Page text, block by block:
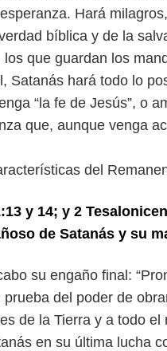
Hará
bíblica y de la
los que guardan los
Satanás hará todo lo
“la fe de Jesús”, o
que, aunque venga
del
y 14; y 2
de Satanás y su
su engaño final:
del poder de
de la Tierra y a todo
en su última lucha